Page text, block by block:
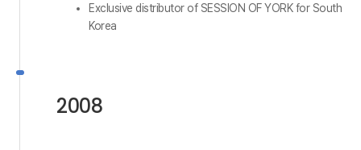
Exclusive distributor of SESSION OF YORK for South
Korea
2008